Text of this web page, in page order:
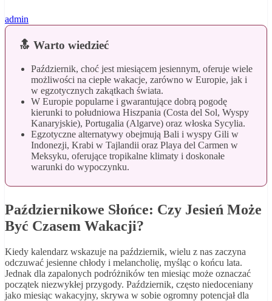
admin
🔝 Warto wiedzieć
Październik, choć jest miesiącem jesiennym, oferuje wiele
możliwości na ciepłe wakacje, zarówno w Europie, jak i
w egzotycznych zakątkach świata.
W Europie popularne i gwarantujące dobrą pogodę
kierunki to południowa Hiszpania (Costa del Sol, Wyspy
Kanaryjskie), Portugalia (Algarve) oraz włoska Sycylia.
Egzotyczne alternatywy obejmują Bali i wyspy Gili w
Indonezji, Krabi w Tajlandii oraz Playa del Carmen w
Meksyku, oferujące tropikalne klimaty i doskonałe
warunki do wypoczynku.
Październikowe Słońce: Czy Jesień Może
Być Czasem Wakacji?
Kiedy kalendarz wskazuje na październik, wielu z nas zaczyna
odczuwać jesienne chłody i melancholię, myśląc o końcu lata.
Jednak dla zapalonych podróżników ten miesiąc może oznaczać
początek niezwykłej przygody. Październik, często niedoceniany
jako miesiąc wakacyjny, skrywa w sobie ogromny potencjał dla